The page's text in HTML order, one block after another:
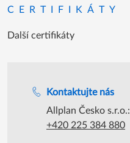
Kontaktujte nás
Allplan Česko s.r.o.:
+420 225 384 880
CERTIFIKÁTY
Další certifikáty